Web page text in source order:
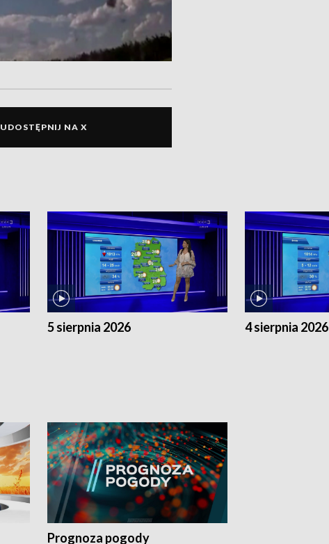
UDOSTĘPNIJ NA X
5 sierpnia 2026 4 sierpnia 2026
Prognoza pogody